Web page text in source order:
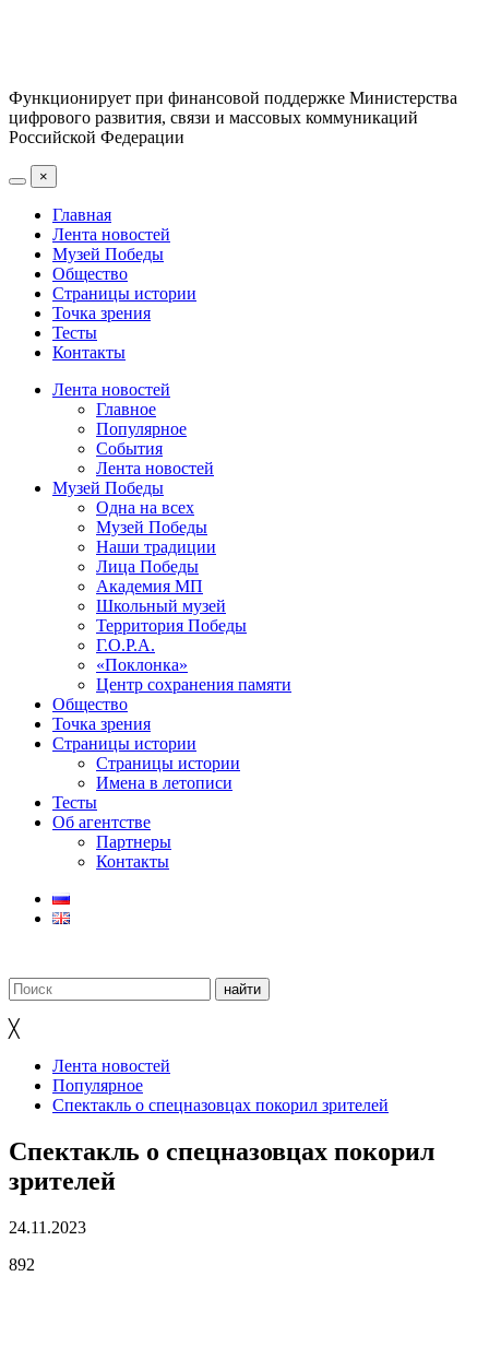
Функционирует при финансовой поддержке Министерства
цифрового развития, связи и массовых коммуникаций
Российской Федерации
×
Главная
Лента новостей
Музей Победы
Общество
Страницы истории
Точка зрения
Тесты
Контакты
Лента новостей
Главное
Популярное
События
Лента новостей
Музей Победы
Одна на всех
Музей Победы
Наши традиции
Лица Победы
Академия МП
Школьный музей
Территория Победы
Г.О.Р.А.
«Поклонка»
Центр сохранения памяти
Общество
Точка зрения
Страницы истории
Страницы истории
Имена в летописи
Тесты
Об агентстве
Партнеры
Контакты
╳
Лента новостей
Популярное
Спектакль о спецназовцах покорил зрителей
Спектакль о спецназовцах покорил
зрителей
24.11.2023
892